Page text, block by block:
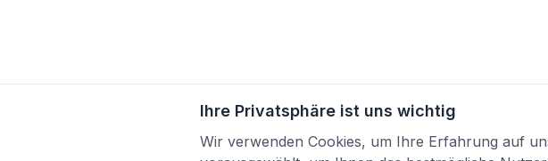
Ihre Privatsphäre ist uns wichtig
Wir verwenden Cookies, um Ihre Erfahrung auf